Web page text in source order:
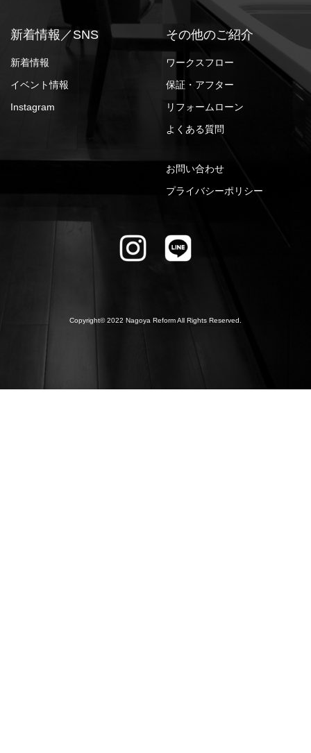
新着情報／SNS
新着情報
イベント情報
Instagram
その他のご紹介
ワークスフロー
保証・アフター
リフォームローン
よくある質問
お問い合わせ
プライバシーポリシー
Copyright© 2022 Nagoya Reform All Rights Reserved.